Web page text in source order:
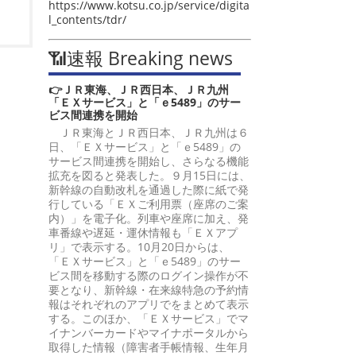
https://www.kotsu.co.jp/service/digita
l_contents/tdr/
📶速報 Breaking news
👉ＪＲ東海、ＪＲ西日本、ＪＲ九州
「ＥＸサービス」と「ｅ5489」のサー
ビス間連携を開始
ＪＲ東海とＪＲ西日本、ＪＲ九州は６
日、「ＥＸサービス」と「ｅ5489」の
サービス間連携を開始し、さらなる機能
拡充を図ると発表した。９月15日には、
新幹線の自動改札を通過した際に紙で発
行している「ＥＸご利用票（座席のご案
内）」を電子化。列車や座席に加え、発
車番線や遅延・運休情報も「ＥＸアプ
リ」で表示する。10月20日からは、
「ＥＸサービス」と「ｅ5489」のサー
ビス間を移動する際のログイン操作が不
要となり、新幹線・在来線特急の予約情
報はそれぞれのアプリでをまとめて表示
する。このほか、「ＥＸサービス」でマ
イナンバーカードやマイナポータルから
取得した情報（障害者手帳情報、生年月